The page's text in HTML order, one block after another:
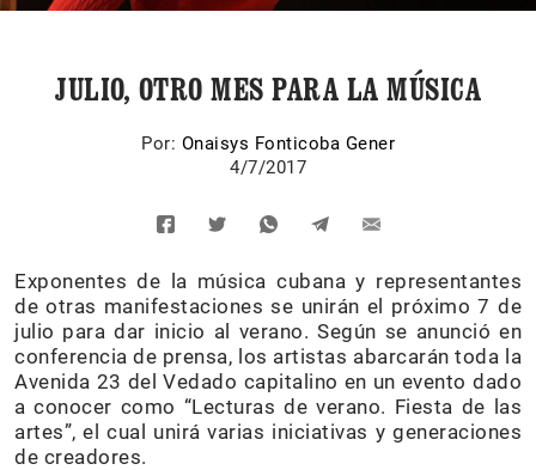
JULIO, OTRO MES PARA LA MÚSICA
Por: Onaisys Fonticoba Gener
4/7/2017
Exponentes de la música cubana y representantes
de otras manifestaciones se unirán el próximo 7 de
julio para dar inicio al verano. Según se anunció en
conferencia de prensa, los artistas abarcarán toda la
Avenida 23 del Vedado capitalino en un evento dado
a conocer como “Lecturas de verano. Fiesta de las
artes”, el cual unirá varias iniciativas y generaciones
de creadores.